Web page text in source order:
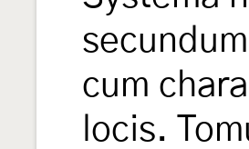
cum
locis.